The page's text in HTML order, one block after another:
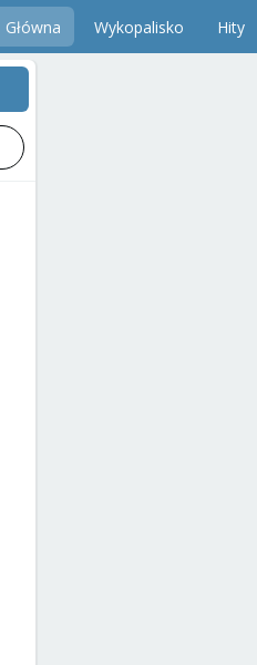
Główna Wykopalisko Hity